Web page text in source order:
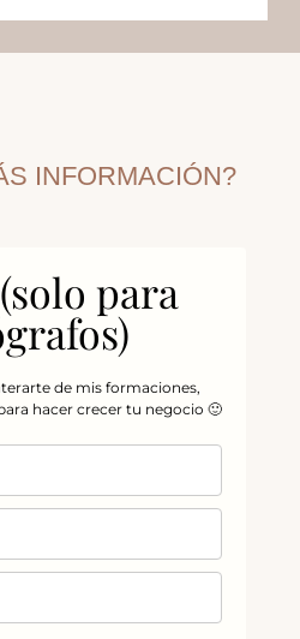
INFORMACIÓN?
para
de mis formaciones,
hacer crecer tu negocio 🙂